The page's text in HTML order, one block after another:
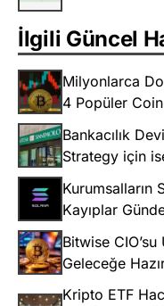
İlgili Güncel
Milyonlarca
4 Popüler Coin
Bankacılık
Strategy için
Kurumsalların
Kayıplar
Bitwise
Geleceğe
Kripto ETF